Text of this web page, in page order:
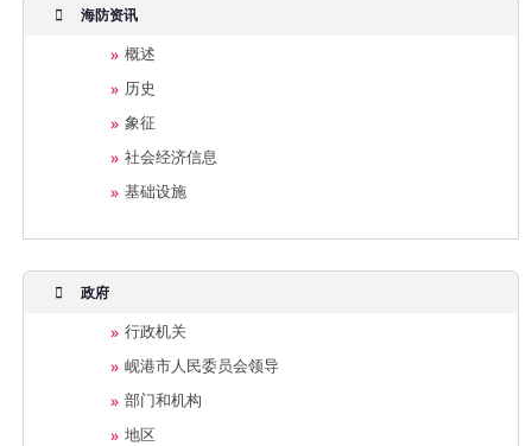
海防资讯
概述
历史
象征
社会经济信息
基础设施
政府
行政机关
岘港市人民委员会领导
部门和机构
地区